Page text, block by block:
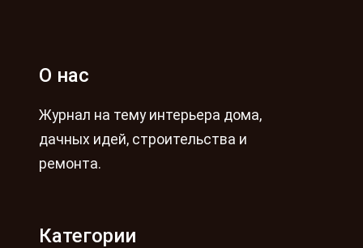
О нас
Журнал на тему интерьера дома,
дачных идей, строительства и
ремонта.
Категории